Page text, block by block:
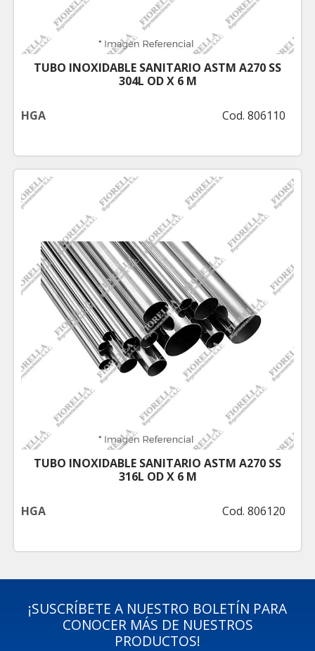
TUBO INOXIDABLE SANITARIO ASTM A270 SS
304L OD X 6 M
HGA Cod. 806110
TUBO INOXIDABLE SANITARIO ASTM A270 SS
316L OD X 6 M
HGA Cod. 806120
¡SUSCRÍBETE A NUESTRO BOLETÍN PARA
CONOCER MÁS DE NUESTROS
PRODUCTOS!